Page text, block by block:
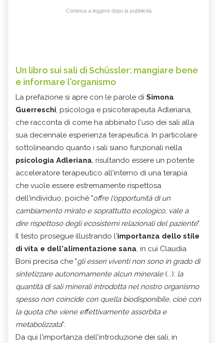
Continua a leggere dopo la pubblicità
Un libro sui sali di Schüssler: mangiare bene
e informare l'organismo
La prefazione si apre con le parole di Simona
Guerreschi, psicologa e psicoterapeuta Adleriana,
che racconta di come ha abbinato l'uso dei sali alla
sua decennale esperienza terapeutica. In particolare
sottolineando quanto i sali siano funzionali nella
psicologia Adleriana, risultando essere un potente
acceleratore terapeutico all'interno di una terapia
che vuole essere estremamente rispettosa
dell'individuo, poiché "offre l'opportunità di un
cambiamento mirato e soprattutto ecologico, vale a
dire rispettoso degli ecosistemi relazionali del paziente".
Il testo prosegue illustrando l'importanza dello stile
di vita e dell'alimentazione sana, in cui Claudia
Boni precisa che "gli esseri viventi non sono in grado di
sintetizzare autonomamente alcun minerale(...): la
quantità di sali minerali introdotta nel nostro organismo
spesso non coincide con quella biodisponibile, cioè con
la quota che viene effettivamente assorbita e
metabolizzata":
Da qui l'importanza dell'introduzione dei sali, in